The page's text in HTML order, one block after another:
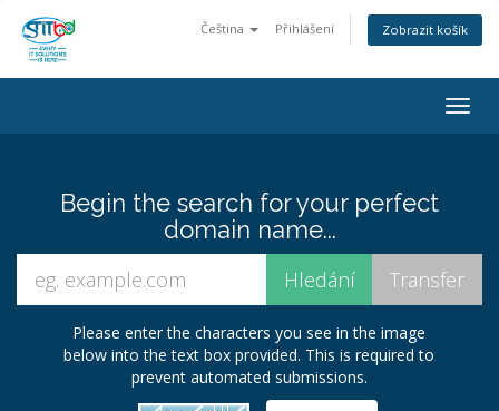
Čeština Přihlášení Zobrazit košík
Begin the search for your perfect
domain name...
Please enter the characters you see in the image
below into the text box provided. This is required to
prevent automated submissions.